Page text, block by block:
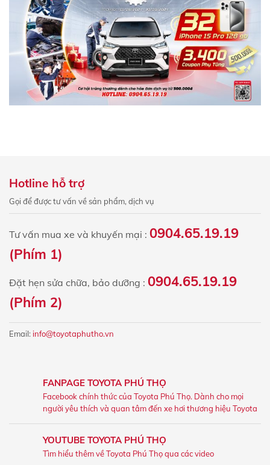
Hotline hỗ trợ
Gọi để được tư vấn về sản phẩm, dịch vụ
Tư vấn mua xe và khuyến mại : 0904.65.19.19
(Phím 1)
Đặt hẹn sửa chữa, bảo dưỡng : 0904.65.19.19
(Phím 2)
Email: info@toyotaphutho.vn
FANPAGE TOYOTA PHÚ THỌ
Facebook chính thức của Toyota Phú Thọ. Dành cho mọi
người yêu thích và quan tâm đến xe hơi thương hiệu Toyota
YOUTUBE TOYOTA PHÚ THỌ
Tìm hiểu thêm về Toyota Phú Thọ qua các video